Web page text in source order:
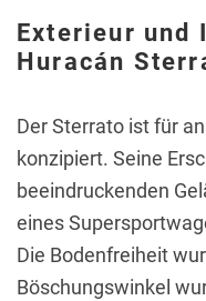
Exterieur und
Huracán
Der Sterrato ist für
konzipiert. Seine
beeindruckenden
eines
Die Bodenfreiheit
Böschungswinkel